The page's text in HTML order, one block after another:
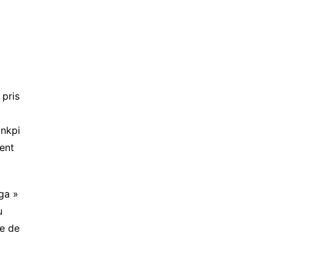
pris
»
de